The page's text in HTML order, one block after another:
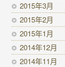
2015年3月
2015年2月
2015年1月
2014年12月
2014年11月